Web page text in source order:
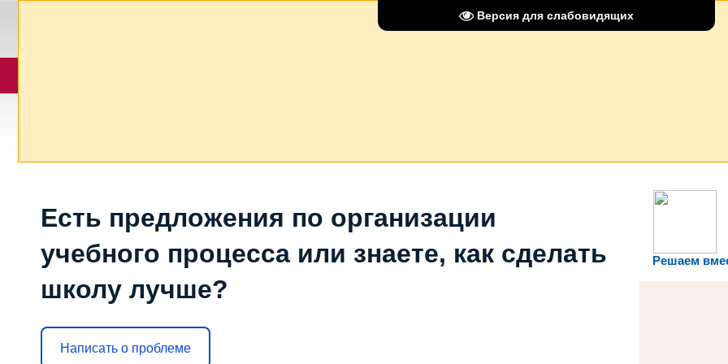
Версия для слабовидящих
Решаем
Есть предложения по организации
учебного процесса или знаете, как сделать
школу лучше?
Написать о проблеме